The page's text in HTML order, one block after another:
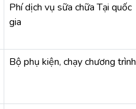
Phí dịch vụ sữa chữa Tại quốc
gia
Bộ phụ kiện, chạy chương trình